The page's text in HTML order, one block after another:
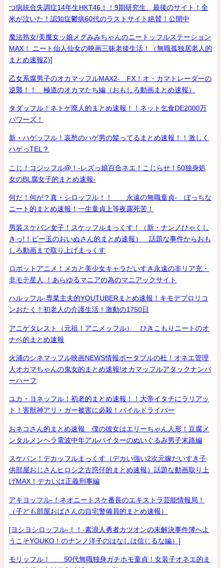
つ病統合失調症14年生HKT46！！9期研究生、最後のサイト！全
米が泣いた！認知症鬱病60代のラストサイト絶賛！公開中
魔法熟女/美魔女ッ娘メグみみちゃんのニートッフルステーション
MAX！ ニート仙人仙女の映画三昧老後生活！（無職孤独居老人的
まとめ速報Z)]
乙女系腐男子のオカマッフルMAX2- FX！オ・カマトレーダーの
逆襲！！ 極道のオカマたち編（おもしろ動画まとめ速報）
タダッフル！ネトゲ廃人的まとめ速報！！ネット乞食DE2000万
パワーズ！
新・ハゲッフル！哀愁のハゲ男の髪ってるまとめ速報！！激しく
ハゲっTEL？
こじ！コジッフル@！-レズっ娘百合ネエ！こじらせ！50独身処
女のBL腐女子的まとめ速報-
何だ！何が？真・シロッフル！！ 永遠の無職童貞- ぼっちな
ニート的まとめ速報！一生童貞上等夜露死苦！
男装スケバン女子！スケッフルまっくす！（新・ナンノひゃくし
きっ!！ビー玉のおいぬさん的まとめ速報） 話題な事件からおも
しろ動画まで取り上げまっくす
ロボットアニメ！メカと美少女キャラだいすき永遠の非リア充・
非モテ星人 ！あらゆるマニアの為のマニアックサイト
ハルッフル-専業主夫的YOUTUBERまとめ速報！キモデブロリコ
ンおたく！初老人の介護生活！激動の1750日
アニゲタレスト（元祖！アニメッフル） ひきこもりニートのオ
ナベ的まとめ速報
火浦のシネマッフル映画NEWS情報ポータブルの杜！オネエ管理
人オカマちゃんの鬼女的まとめ速報!オカマッフルアタックナンバ
ーハーフ
ユカ・ヨネッフル！初老的まとめ速報！！大帝イタチにラリアッ
ト！害獣神アリ・ガー被害に必殺！パイルドライバー
おネコさん的まとめ速報 僕の彼女はエリーちゃん人形！豆腐メ
ンタルメンヘラ電波中年アルバイターのぬいぐるみ男子末路編
スケバン！デカッフルまっくす（デカい強い2次元嫁だいすき子
供部屋おじさんヒロシ之古惑仔的まとめ速報）話題な動画取り上
げMAX！デカいは正義刑事編
アキヨッフル-！ネオニートスケ番長のエキストラ芸能情報局！
（子ども部屋おばさんの自宅警備員的まとめ速報）
[ヨシヨシロッフル-！！-素浪人勇者カツオンの未解決事件簿へよ
うこそYOUKO！のナンノ洋子のはなしは信じるな編）]
モリッフル！ 50代無職独身ガチホモ童貞！女装子オネエ的ま